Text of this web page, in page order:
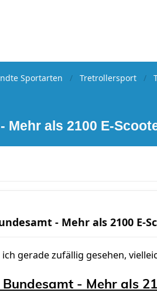
Sportarten Tretrollersport
als 2100 E-
- Mehr als 2100 E-
gerade zufällig gesehen,
- Mehr als